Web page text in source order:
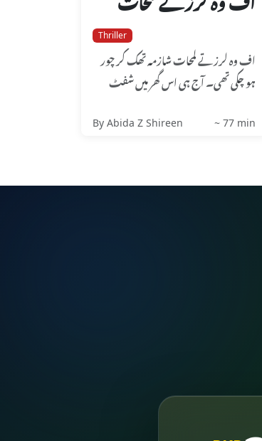
Thriller
اف وہ لرزتے لمحات شازمہ تھک کر چور
ہو چکی تھی۔ آج ہی اس گھر میں شفٹ
By Abida Z Shireen ~ 77 min